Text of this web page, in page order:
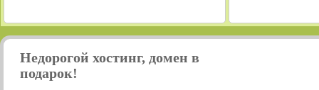
Недорогой хостинг, домен в
подарок!